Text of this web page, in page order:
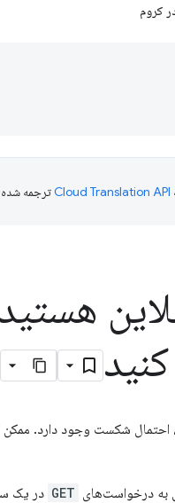
کروم
ترجمه
شکست وجود دارد. ممکن
به درخواست‌های GET در یک